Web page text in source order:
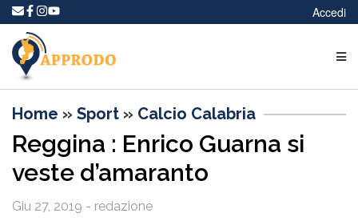
Accedi
Home » Sport » Calcio Calabria
Reggina : Enrico Guarna si
veste d’amaranto
Giu 27, 2019 - redazione